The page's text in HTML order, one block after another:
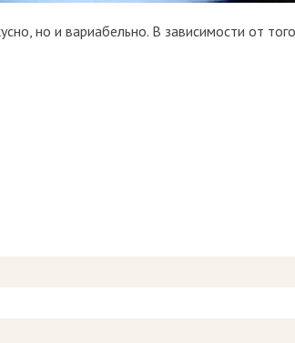
но и вариабельно. В зависимости от